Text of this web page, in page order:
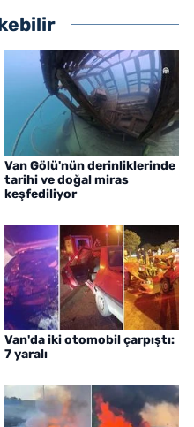
Van Gölü'nün derinliklerinde
tarihi ve doğal miras
keşfediliyor
Van'da iki otomobil çarpıştı:
7 yaralı